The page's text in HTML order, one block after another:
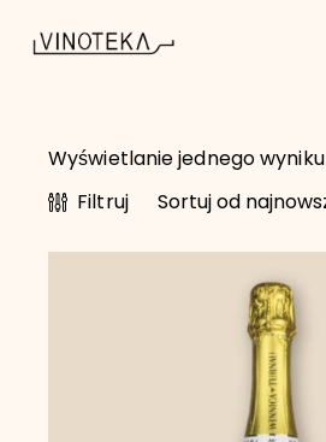
Wyświetlanie jednego wyniku
Filtruj